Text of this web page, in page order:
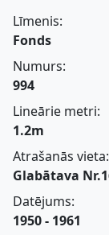
Līmenis:
Fonds
Numurs:
994
Lineārie metri:
1.2m
Atrašanās vieta:
Glabātava
Datējums:
1950 - 1961